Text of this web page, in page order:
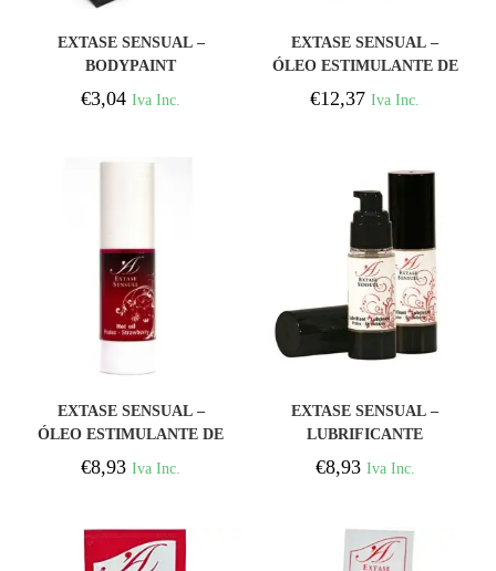
EXTASE SENSUAL –
BODYPAINT
CHOCOLATE 10 ML
€3,04 Iva Inc.
EXTASE SENSUAL –
ÓLEO ESTIMULANTE DE
CALOR DE MORANGO
100 ML
€12,37 Iva Inc.
EXTASE SENSUAL –
ÓLEO ESTIMULANTE DE
CALOR DE MORANGO
€8,93 Iva Inc.
EXTASE SENSUAL –
LUBRIFICANTE
MORANGO 30 ML
€8,93 Iva Inc.